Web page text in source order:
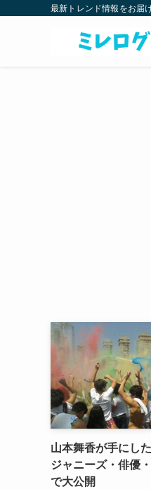
最新トレンド情報をお届
山本舞香が手にし
ジャニーズ・俳優
で大公開